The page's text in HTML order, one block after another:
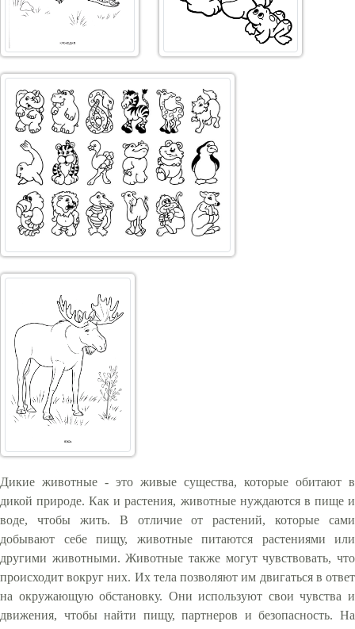
Дикие животные - это живые существа, которые обитают в
дикой природе. Как и растения, животные нуждаются в пище и
воде, чтобы жить. В отличие от растений, которые сами
добывают себе пищу, животные питаются растениями или
другими животными. Животные также могут чувствовать, что
происходит вокруг них. Их тела позволяют им двигаться в ответ
на окружающую обстановку. Они используют свои чувства и
движения, чтобы найти пищу, партнеров и безопасность. На